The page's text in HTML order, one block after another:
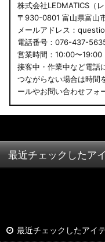
株式会社LEDMATICS（
〒930-0801 富山県富山
メールアドレス：
電話番号：076-437-
営業時間：10:00〜19:00
接客中・作業中など電話
つながらない場合は時間
ールやお問い合わせフォ
最近チェックしたア
最近チェックしたアイ